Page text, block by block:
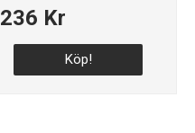
236 Kr
Köp!